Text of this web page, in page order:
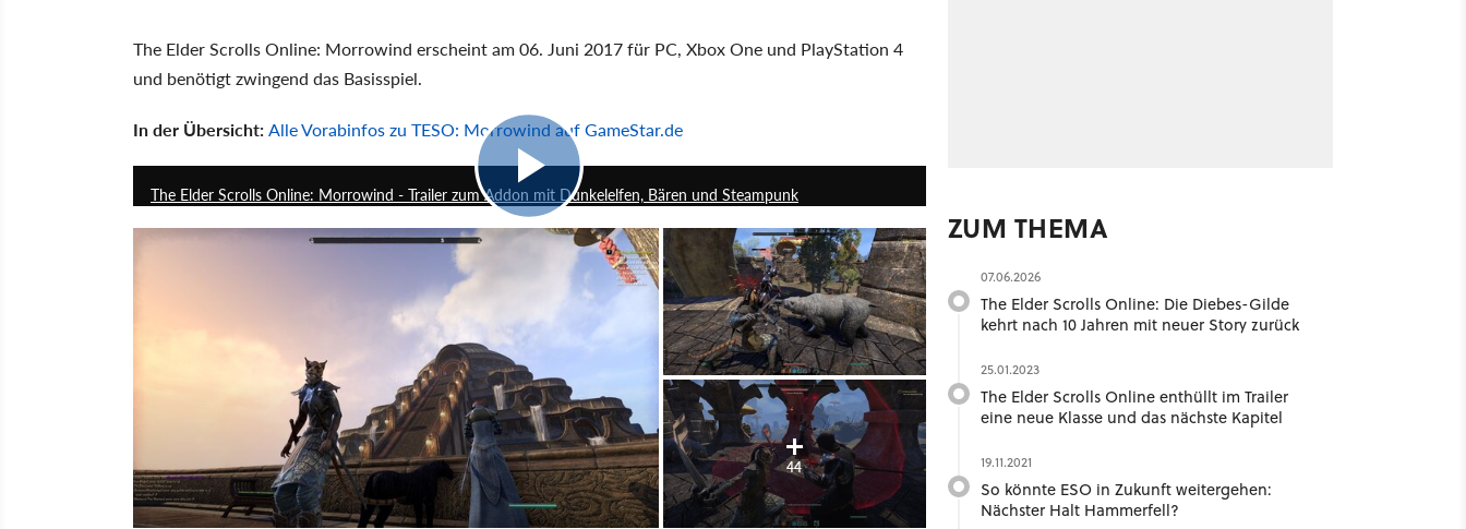
The Elder Scrolls Online: Morrowind erscheint am 06. Juni 2017 für PC, Xbox One und PlayStation 4
und benötigt zwingend das Basisspiel.
In der Übersicht:Alle Vorabinfos zu TESO: Morrowind auf GameStar.de
The Elder Scrolls Online: Morrowind - Trailer zum Addon mit Dunkelelfen, Bären und Steampunk
44
ZUM THEMA
07.06.2026
The Elder Scrolls Online: Die Diebes-Gilde
kehrt nach 10 Jahren mit neuer Story zurück
25.01.2023
The Elder Scrolls Online enthüllt im Trailer
eine neue Klasse und das nächste Kapitel
19.11.2021
So könnte ESO in Zukunft weitergehen:
Nächster Halt Hammerfell?